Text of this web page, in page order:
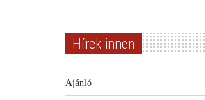
Hírek innen
Ajánló